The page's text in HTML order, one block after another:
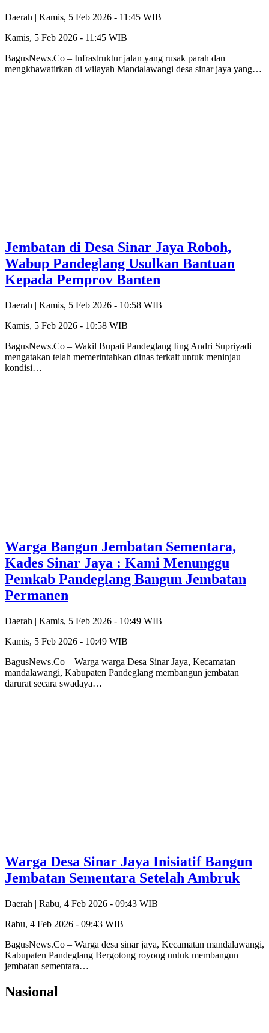
Daerah | Kamis, 5 Feb 2026 - 11:45 WIB
Kamis, 5 Feb 2026 - 11:45 WIB
BagusNews.Co – Infrastruktur jalan yang rusak parah dan
mengkhawatirkan di wilayah Mandalawangi desa sinar jaya yang…
Jembatan di Desa Sinar Jaya Roboh,
Wabup Pandeglang Usulkan Bantuan
Kepada Pemprov Banten
Daerah | Kamis, 5 Feb 2026 - 10:58 WIB
Kamis, 5 Feb 2026 - 10:58 WIB
BagusNews.Co – Wakil Bupati Pandeglang Iing Andri Supriyadi
mengatakan telah memerintahkan dinas terkait untuk meninjau
kondisi…
Warga Bangun Jembatan Sementara,
Kades Sinar Jaya : Kami Menunggu
Pemkab Pandeglang Bangun Jembatan
Permanen
Daerah | Kamis, 5 Feb 2026 - 10:49 WIB
Kamis, 5 Feb 2026 - 10:49 WIB
BagusNews.Co – Warga warga Desa Sinar Jaya, Kecamatan
mandalawangi, Kabupaten Pandeglang membangun jembatan
darurat secara swadaya…
Warga Desa Sinar Jaya Inisiatif Bangun
Jembatan Sementara Setelah Ambruk
Daerah | Rabu, 4 Feb 2026 - 09:43 WIB
Rabu, 4 Feb 2026 - 09:43 WIB
BagusNews.Co – Warga desa sinar jaya, Kecamatan mandalawangi,
Kabupaten Pandeglang Bergotong royong untuk membangun
jembatan sementara…
Nasional